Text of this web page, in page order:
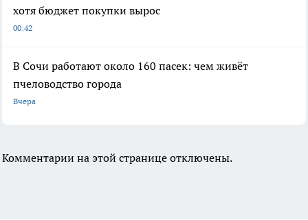
хотя бюджет покупки вырос
00:42
В Сочи работают около 160 пасек: чем живёт
пчеловодство города
Вчера
Комментарии на этой странице отключены.